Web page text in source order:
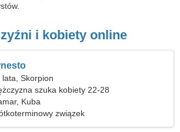
i kobiety online
lata, Skorpion
szuka kobiety 22-28
Kuba
związek